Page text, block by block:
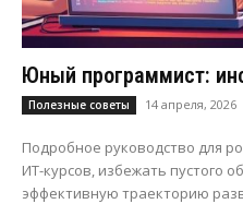
Юный программист:
Полезные советы 14 апреля, 2026
Подробное руководство для
ИТ-курсов, избежать пустого
эффективную траекторию